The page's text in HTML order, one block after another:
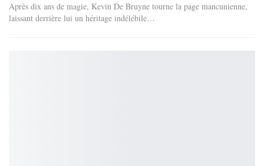
Après dix ans de magie, Kevin De Bruyne tourne la page mancunienne,
laissant derrière lui un héritage indélébile…